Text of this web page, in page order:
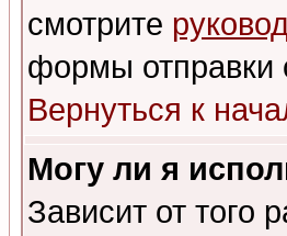
смотрите
формы отправки
Вернуться к
Могу ли я
Зависит от того